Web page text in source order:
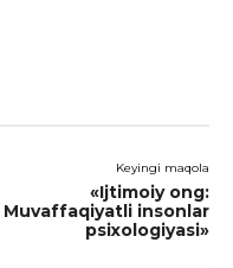
Keyingi maqola
«Ijtimoiy ong:
Muvaffaqiyatli insonlar
psixologiyasi»